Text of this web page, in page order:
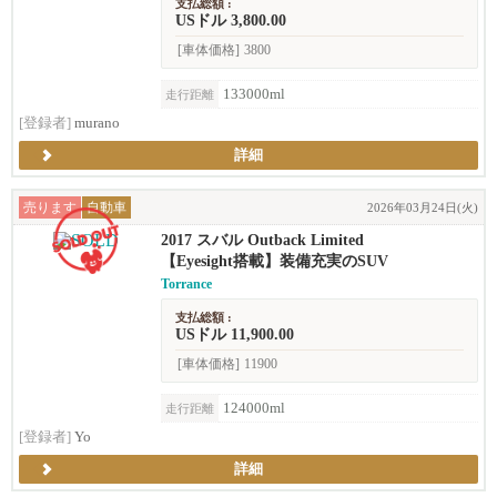
支払総額 :
USドル 3,800.00
[車体価格] 3800
走行距離
133000ml
[登録者] murano
詳細
売ります 自動車 2026年03月24日(火)
2017 スバル Outback Limited
【Eyesight搭載】装備充実のSUV
Torrance
支払総額 :
USドル 11,900.00
[車体価格] 11900
走行距離
124000ml
[登録者] Yo
詳細